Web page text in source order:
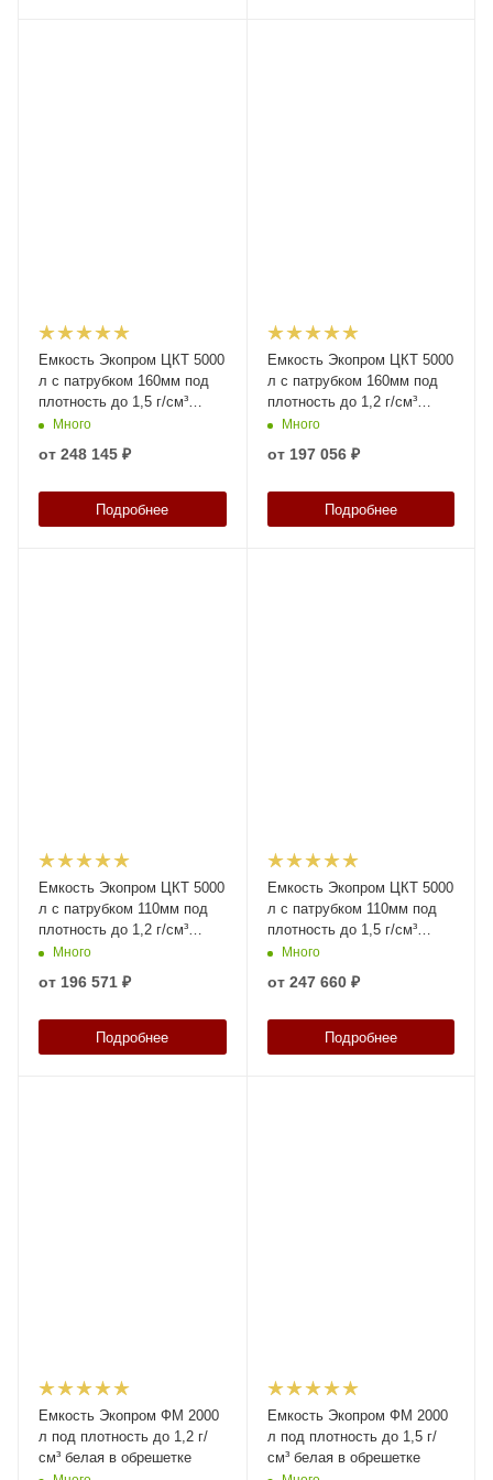
Емкость Экопром ЦКТ 5000
л с патрубком 160мм под
плотность до 1,5 г/см³
белая в обрешетке New
Много
от 248 145 ₽
Подробнее
Емкость Экопром ЦКТ 5000
л с патрубком 160мм под
плотность до 1,2 г/см³
белая в обрешетке New
Много
от 197 056 ₽
Подробнее
Емкость Экопром ЦКТ 5000
л с патрубком 110мм под
плотность до 1,2 г/см³
белая в обрешетке New
Много
от 196 571 ₽
Подробнее
Емкость Экопром ЦКТ 5000
л с патрубком 110мм под
плотность до 1,5 г/см³
белая в обрешетке New
Много
от 247 660 ₽
Подробнее
Емкость Экопром ФМ 2000
л под плотность до 1,2 г/
см³ белая в обрешетке
Емкость Экопром ФМ 2000
л под плотность до 1,5 г/
см³ белая в обрешетке